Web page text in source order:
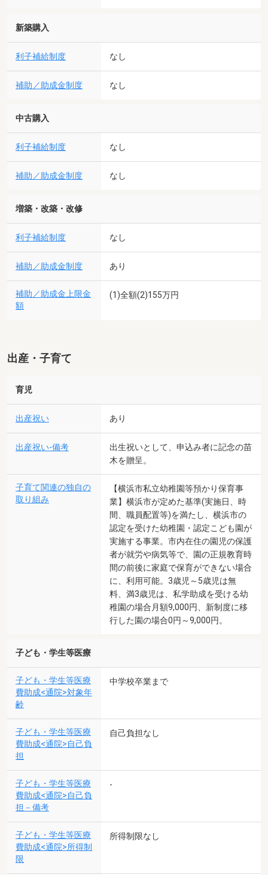
新築購入
利子補給制度 なし
補助／助成金制度 なし
中古購入
利子補給制度 なし
補助／助成金制度 なし
増築・改築・改修
利子補給制度 なし
補助／助成金制度 あり
補助／助成金上限金
額
(1)全額(2)155万円
出産・子育て
育児
出産祝い あり
出産祝い-備考
出生祝いとして、申込み者に記念の苗
木を贈呈。
子育て関連の独自の
取り組み
【横浜市私立幼稚園等預かり保育事
業】横浜市が定めた基準(実施日、時
間、職員配置等)を満たし、横浜市の
認定を受けた幼稚園・認定こども園が
実施する事業。市内在住の園児の保護
者が就労や病気等で、園の正規教育時
間の前後に家庭で保育ができない場合
に、利用可能。3歳児～5歳児は無
料、満3歳児は、私学助成を受ける幼
稚園の場合月額9,000円、新制度に移
行した園の場合0円～9,000円。
子ども・学生等医療
子ども・学生等医療
費助成<通院>対象年
齢
中学校卒業まで
子ども・学生等医療
費助成<通院>自己負
担
自己負担なし
子ども・学生等医療
費助成<通院>自己負
担－備考
-
子ども・学生等医療
費助成<通院>所得制
限
所得制限なし